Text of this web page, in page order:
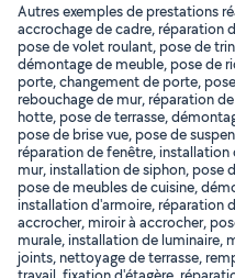
Autres exemples de prestations
accrochage de cadre, réparation
pose de volet roulant, pose de
démontage de meuble, pose de
porte, changement de porte,
rebouchage de mur, réparation
hotte, pose de terrasse,
pose de brise vue, pose de
réparation de fenêtre,
mur, installation de siphon, pose
pose de meubles de cuisine,
installation d'armoire, réparation
accrocher, miroir à accrocher,
murale, installation de luminaire,
joints, nettoyage de terrasse,